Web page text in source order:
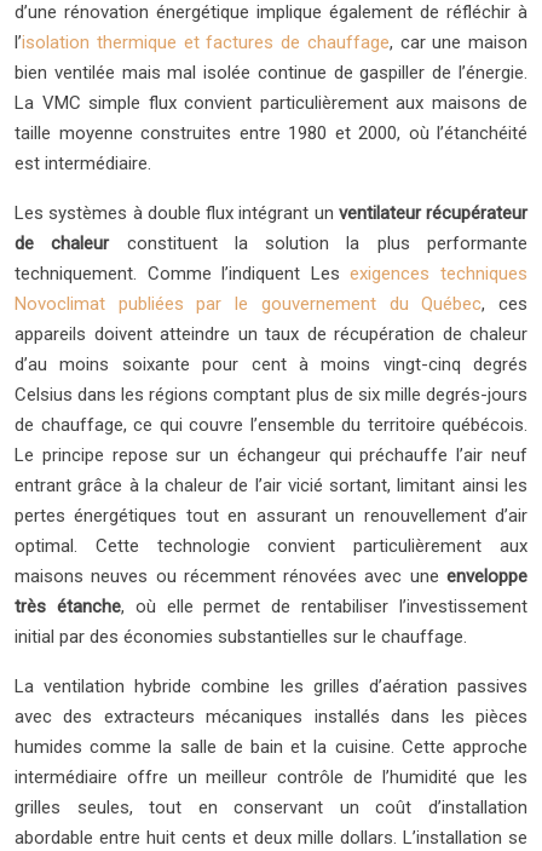
d’une rénovation énergétique implique également de réfléchir à
l’isolation thermique et factures de chauffage, car une maison
bien ventilée mais mal isolée continue de gaspiller de l’énergie.
La VMC simple flux convient particulièrement aux maisons de
taille moyenne construites entre 1980 et 2000, où l’étanchéité
est intermédiaire.
Les systèmes à double flux intégrant un ventilateur récupérateur
de chaleurconstituent la solution la plus performante
techniquement. Comme l’indiquent Lesexigences techniques
Novoclimat publiées par le gouvernement du Québec, ces
appareils doivent atteindre un taux de récupération de chaleur
d’au moins soixante pour centà moins vingt-cinq degrés
Celsius dans les régions comptant plus de six mille degrés-jours
de chauffage, ce qui couvre l’ensemble du territoire québécois.
Le principe repose sur un échangeur qui préchauffe l’air neuf
entrant grâce à la chaleur de l’air vicié sortant, limitant ainsi les
pertes énergétiques tout en assurant un renouvellement d’air
optimal. Cette technologie convient particulièrement aux
maisons neuves ou récemment rénovées avec une enveloppe
très étanche, où elle permet de rentabiliser l’investissement
initial par des économies substantielles sur le chauffage.
La ventilation hybride combine les grilles d’aération passives
avec des extracteurs mécaniques installés dans les pièces
humides comme la salle de bain et la cuisine. Cette approche
intermédiaire offre un meilleur contrôle de l’humidité que les
grilles seules, tout en conservant un coût d’installation
abordable entre huit cents et deux mille dollars. L’installation se